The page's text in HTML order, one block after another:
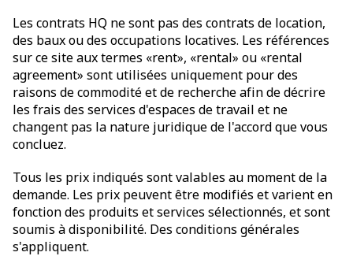
Les contrats HQ ne sont pas des contrats de location,
des baux ou des occupations locatives. Les références
sur ce site aux termes «rent», «rental» ou «rental
agreement» sont utilisées uniquement pour des
raisons de commodité et de recherche afin de décrire
les frais des services d'espaces de travail et ne
changent pas la nature juridique de l'accord que vous
concluez.
Tous les prix indiqués sont valables au moment de la
demande. Les prix peuvent être modifiés et varient en
fonction des produits et services sélectionnés, et sont
soumis à disponibilité. Des conditions générales
s'appliquent.